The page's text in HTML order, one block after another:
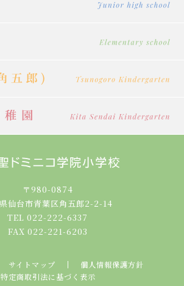
〒980-0874
仙台市青葉区角五郎2-2-14
TEL 022-222-6337
FAX 022-221-6203
サイトマップ
個人情報保護方針
特定商取引法に基づく表示